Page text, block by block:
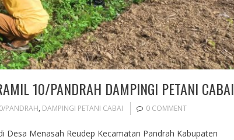
10/PANDRAH DAMPINGI PETANI CABAI
PANDRAH, DAMPINGI PETANI CABAI 0 COMMENT
Menasah Reudep Kecamatan Pandrah Kabupaten